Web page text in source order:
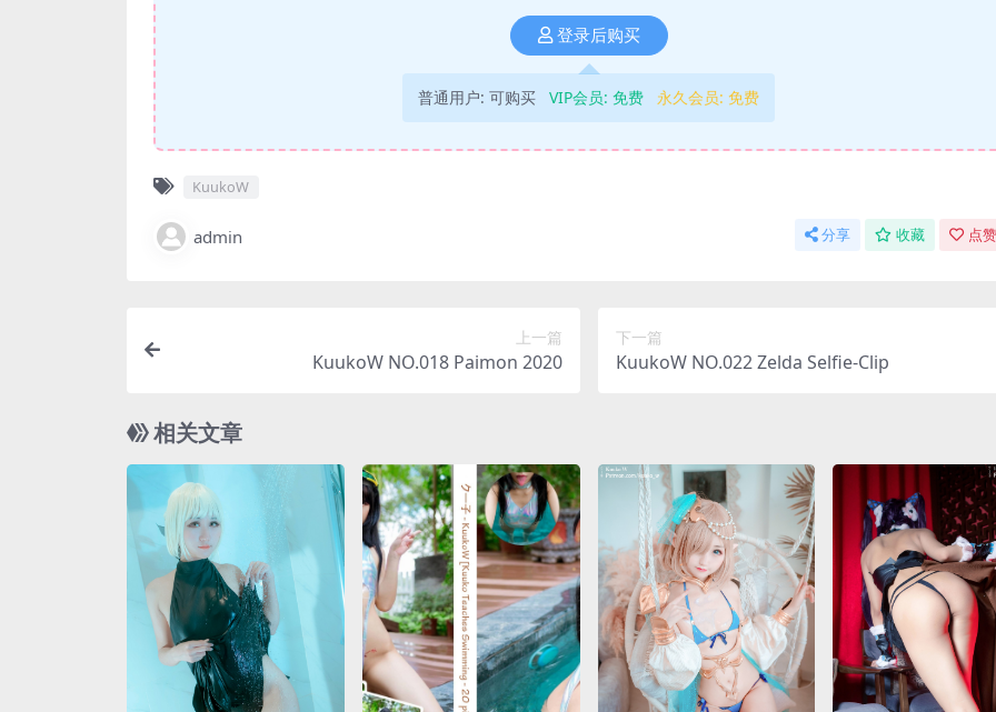
登录后购买
普通用户: 可购买 VIP会员: 免费 永久会员: 免费
KuukoW
admin 分享 收藏 点
上一篇
KuukoW NO.018 Paimon 2020
下一篇
KuukoW NO.022 Zelda Selfie-Clip
相关文章